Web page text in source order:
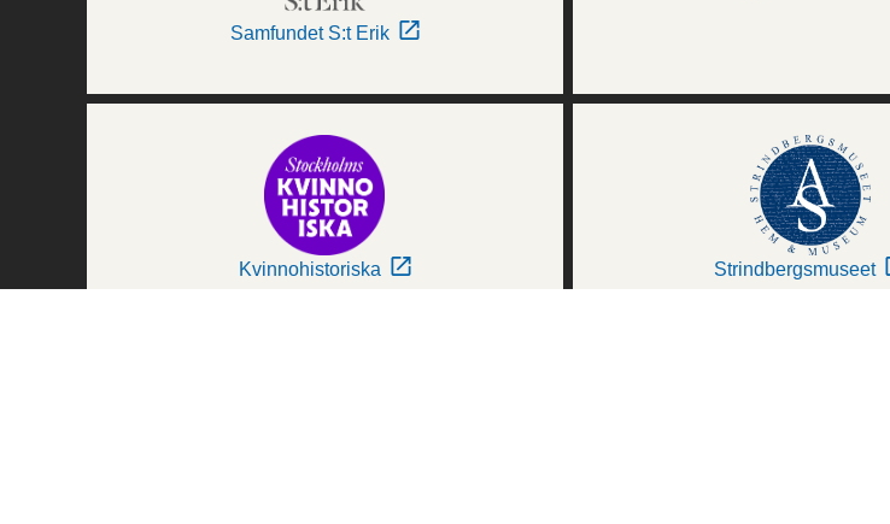
Samfundet S:t Erik
Kvinnohistoriska Strindbergsmuseet